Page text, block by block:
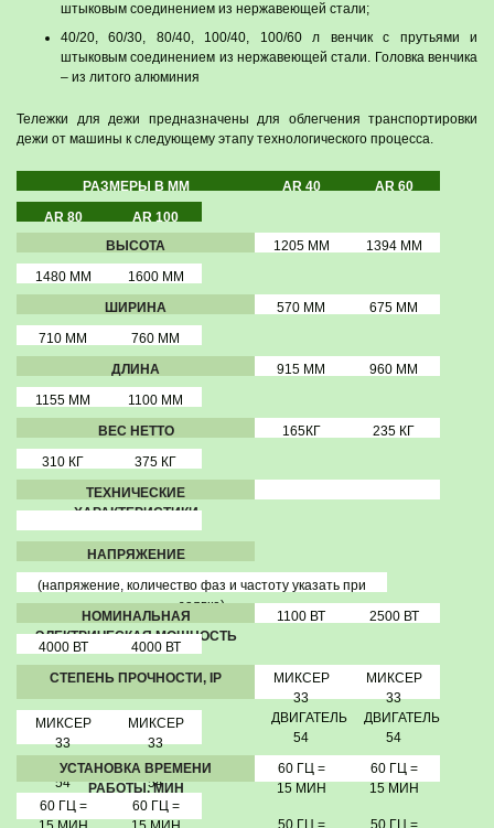
штыковым соединением из нержавеющей стали;
40/20, 60/30, 80/40, 100/40, 100/60 л венчик с прутьями и
штыковым соединением из нержавеющей стали. Головка венчика
– из литого алюминия
Тележки для дежи предназначены для облегчения транспортировки
дежи от машины к следующему этапу технологического процесса.
РАЗМЕРЫ В ММ AR 40
AR 60
AR 80
AR 100
ВЫСОТА
1205 ММ
1394 ММ
1480 ММ
1600 ММ
ШИРИНА
570 ММ
675 ММ
710 ММ
760 ММ
ДЛИНА
915 ММ
960 ММ
1155 ММ
1100 ММ
ВЕС НЕТТО
165КГ
235 КГ
310 КГ
375 КГ
ТЕХНИЧЕСКИЕ
ХАРАКТЕРИСТИКИ
НАПРЯЖЕНИЕ
(напряжение, количество фаз и частоту указать при
заявке)
НОМИНАЛЬНАЯ
ЭЛЕКТРИЧЕСКАЯ МОЩНОСТЬ
1100 ВТ
2500 ВТ
4000 ВТ
4000 ВТ
СТЕПЕНЬ ПРОЧНОСТИ, IP
МИКСЕР
33
ДВИГАТЕЛЬ
54
МИКСЕР
33
ДВИГАТЕЛЬ
54
МИКСЕР
33
ДВИГАТЕЛЬ
54
МИКСЕР
33
ДВИГАТЕЛЬ
54
УСТАНОВКА ВРЕМЕНИ
РАБОТЫ, МИН
60 ГЦ =
15 МИН
50 ГЦ =
60 ГЦ =
15 МИН
50 ГЦ =
60 ГЦ =
60 ГЦ =